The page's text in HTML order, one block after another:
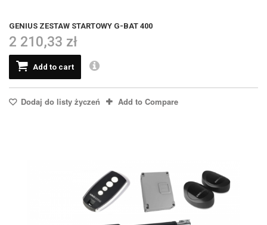
GENIUS ZESTAW STARTOWY G-BAT 400
2 210,33 zł
Add to cart
Dodaj do listy życzeń Add to Compare